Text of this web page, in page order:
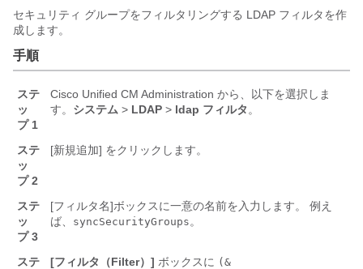
セキュリティ グループをフィルタリングする LDAP フィルタを作
成します。
手順
ステ
ッ
プ 1
Cisco Unified CM Administration から、以下を選択しま
す。 システム > LDAP > ldap フィルタ 。
ステ
ッ
プ 2
[新規追加] をクリックします。
ステ
ッ
プ 3
[フィルタ名]ボックスに一意の名前を入力します。 例え
ば、 syncSecurityGroups 。
ステ
[フィルタ（Filter）] ボックスに (&